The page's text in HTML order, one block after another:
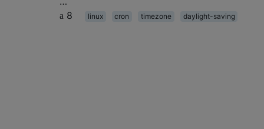
8
linux cron timezone daylight-saving